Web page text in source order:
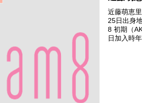
近藤萌恵
25日出身
8 初期（
日加入時